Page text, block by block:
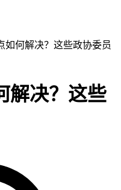
如何解决？这些政协委员
解决？这些